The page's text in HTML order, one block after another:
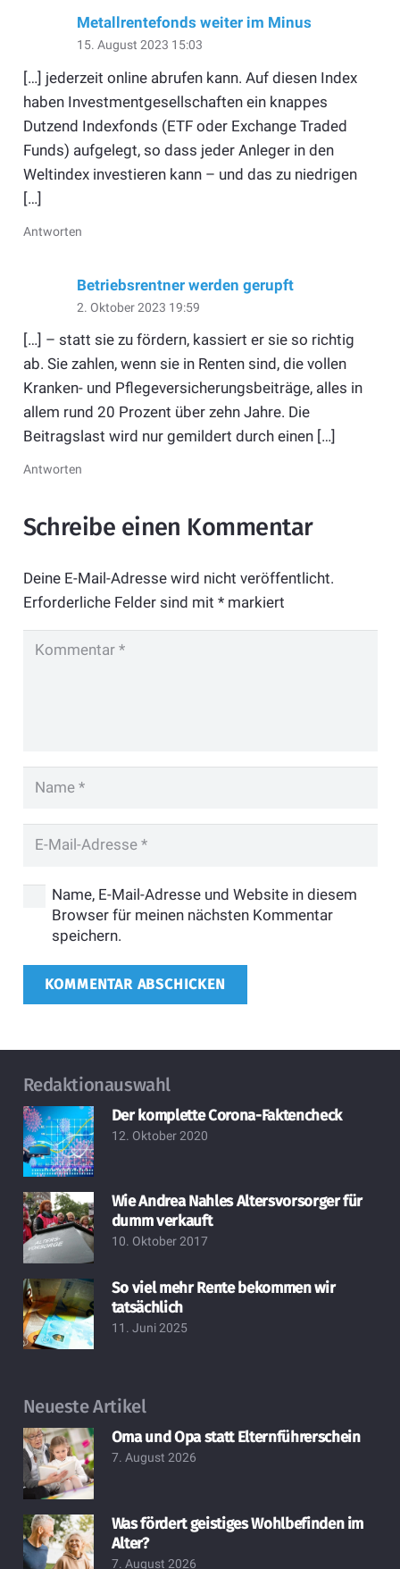
Metallrentefonds weiter im Minus
15. August 2023 15:03
[…] jederzeit online abrufen kann. Auf diesen Index
haben Investmentgesellschaften ein knappes
Dutzend Indexfonds (ETF oder Exchange Traded
Funds) aufgelegt, so dass jeder Anleger in den
Weltindex investieren kann – und das zu niedrigen
[…]
Antworten
Betriebsrentner werden gerupft
2. Oktober 2023 19:59
[…] – statt sie zu fördern, kassiert er sie so richtig
ab. Sie zahlen, wenn sie in Renten sind, die vollen
Kranken- und Pflegeversicherungsbeiträge, alles in
allem rund 20 Prozent über zehn Jahre. Die
Beitragslast wird nur gemildert durch einen […]
Antworten
Schreibe einen Kommentar
Deine E-Mail-Adresse wird nicht veröffentlicht.
Erforderliche Felder sind mit *markiert
Name, E-Mail-Adresse und Website in diesem
Browser für meinen nächsten Kommentar
speichern.
KOMMENTAR ABSCHICKEN
Redaktionauswahl
Der komplette Corona-Faktencheck
12. Oktober 2020
Wie Andrea Nahles Altersvorsorger für
dumm verkauft
10. Oktober 2017
So viel mehr Rente bekommen wir
tatsächlich
11. Juni 2025
Neueste Artikel
Oma und Opa statt Elternführerschein
7. August 2026
Was fördert geistiges Wohlbefinden im
Alter?
7. August 2026